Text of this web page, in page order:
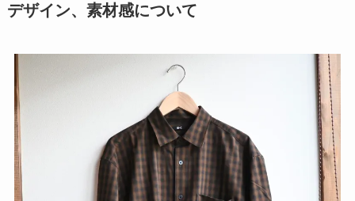
デザイン、素材感について